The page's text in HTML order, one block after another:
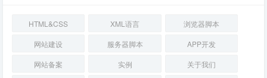
HTML&CSS XML语言
浏览器脚本
网站建设
服务器脚本
APP开发
网站备案
实例
关于我们